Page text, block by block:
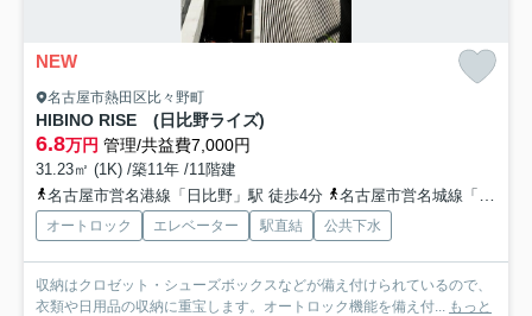
NEW
名古屋市熱田区比々野町
HIBINO RISE (日比野ライズ)
6.8万円 管理/共益費7,000円
31.23㎡ (1K) /築11年 /11階建
名古屋市営名港線「日比野」駅 徒歩4分
名古屋市営名城線「西高蔵」駅 徒歩13分
オートロック エレベーター 駅直結 公共下水
収納はクロゼット・シューズボックスなどが備え付けられているので、
衣類や日用品の収納に重宝します。オートロック機能を備え付...
もっと